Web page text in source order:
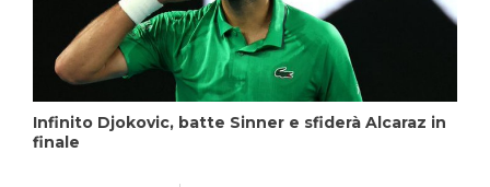
Infinito Djokovic, batte Sinner e sfiderà Alcaraz in
finale